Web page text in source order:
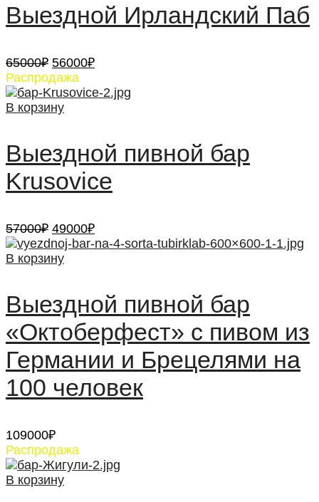
Выездной Ирландский Паб
65000₽ Первоначальная
цена
составляла
65000₽.
56000₽Текущая
56000₽.
Распродажа
В корзину
Выездной пивной бар
Krusovice
57000₽ Первоначальная
цена
составляла
49000₽Текущая
цена:
В корзину
Выездной пивной бар
«Октоберфест» с пивом из
Германии и Брецелями на
100 человек
109000₽
Распродажа
В корзину